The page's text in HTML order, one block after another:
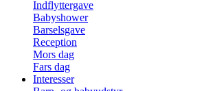
Indflyttergave
Babyshower
Barselsgave
Reception
Mors dag
Fars dag
Interesser